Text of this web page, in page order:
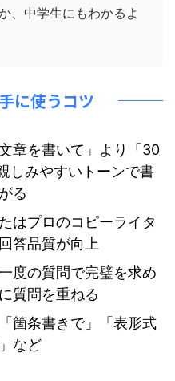
、中学生にもわかるよ
に使うコツ
文章を書いて」より「30
しみやすいトーンで書
る
はプロのコピーライタ
答品質が向上
一度の質問で完璧を求め
質問を重ねる
「箇条書きで」「表形式
など